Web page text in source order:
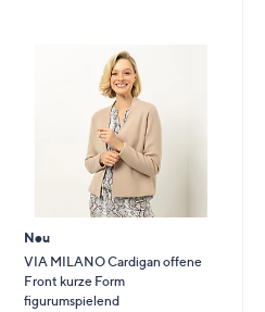
anzuzeigen.
Neu
VIA MILANO Cardigan offene
Front kurze Form
figurumspielend